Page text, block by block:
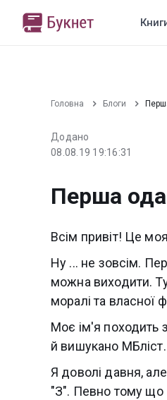
Головна Блоги
Додано
08.08.19 19:16:31
Перша
Всім привіт! Це
Ну ... не зовсім.
можна виходити.
моралі та власної
Моє ім'я походить
й вишукано МБліст.
Я доволі давня,
"З". Певно тому що